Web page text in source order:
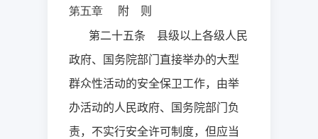
第五章
附 则
第二十五条 县级以上各级人民
政府、国务院部门直接举办的大型
群众性活动的安全保卫工作，由举
办活动的人民政府、国务院部门负
责，不实行安全许可制度，但应当